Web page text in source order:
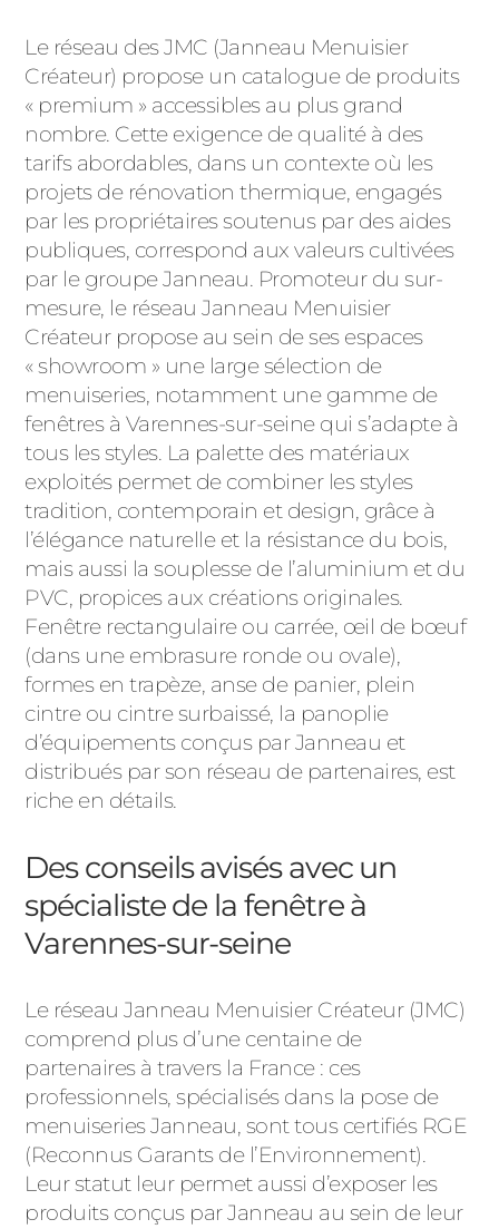
Le réseau des JMC (Janneau Menuisier
Créateur) propose un catalogue de produits
« premium » accessibles au plus grand
nombre. Cette exigence de qualité à des
tarifs abordables, dans un contexte où les
projets de rénovation thermique, engagés
par les propriétaires soutenus par des aides
publiques, correspond aux valeurs cultivées
par le groupe Janneau. Promoteur du sur-
mesure, le réseau Janneau Menuisier
Créateur propose au sein de ses espaces
« showroom » une large sélection de
menuiseries, notamment une gamme de
fenêtres à Varennes-sur-seine qui s’adapte à
tous les styles. La palette des matériaux
exploités permet de combiner les styles
tradition, contemporain et design, grâce à
l’élégance naturelle et la résistance du bois,
mais aussi la souplesse de l’aluminium et du
PVC, propices aux créations originales.
Fenêtre rectangulaire ou carrée, œil de bœuf
(dans une embrasure ronde ou ovale),
formes en trapèze, anse de panier, plein
cintre ou cintre surbaissé, la panoplie
d’équipements conçus par Janneau et
distribués par son réseau de partenaires, est
riche en détails.
Des conseils avisés avec un
spécialiste de la fenêtre à
Varennes-sur-seine
Le réseau Janneau Menuisier Créateur (JMC)
comprend plus d’une centaine de
partenaires à travers la France : ces
professionnels, spécialisés dans la pose de
menuiseries Janneau, sont tous certifiés RGE
(Reconnus Garants de l’Environnement).
Leur statut leur permet aussi d’exposer les
produits conçus par Janneau au sein de leur